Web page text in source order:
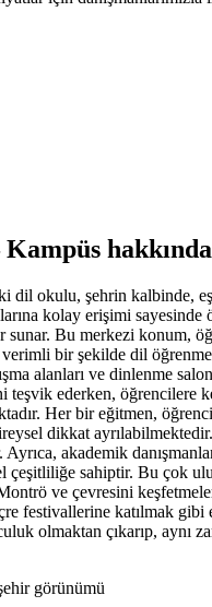
hakkında
dil okulu, şehrin kalbinde,
kolay erişimi
sunar. Bu merkezi konum,
bir şekilde dil
alanları ve dinlenme
teşvik ederken,
Her bir eğitmen,
dikkat
akademik
sahiptir. Bu çok
ve çevresini
festivallerine katılmak
olmaktan çıkarıp,